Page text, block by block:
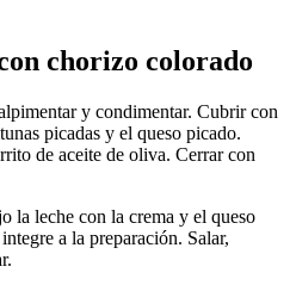
chorizo colorado
y condimentar. Cubrir con
picadas y el queso picado.
de aceite de oliva. Cerrar con
la leche con la crema y el queso
a la preparación. Salar,